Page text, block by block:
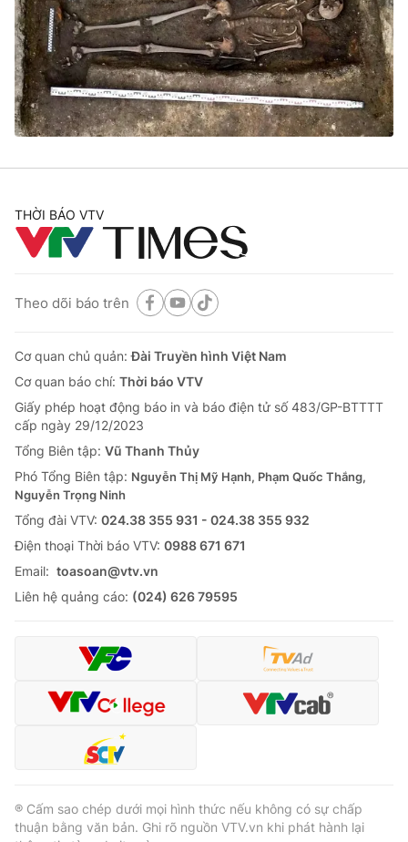
Thế giới
Tin tức
Thế giới đó đây
Câu chuyện quốc tế
Kinh tế
Tài chính
Thị trường
Góc doanh nghiệp
Dữ liệu và đời sống
Truyền hình
Phim VTV
Hậu trường
Giải sao mai
Giải trí
Điện ảnh
Âm nhạc
Du lịch
Làm đẹp
Chất lượng cuộc sống
Tuyển sinh
Học trực tuyến
Công nghệ
Hitech Công nghệ tương lai
Sản phẩm
Thị trường
Tư vấn
Giao lưu trực tuyến
Lịch phát sóng
Chuyên mục khác
Emagazine Podcast
Video Shorts video
VTV Money
VTV Sức khoẻ Bất động sản
THỜI BÁO VTV
Theo dõi báo trên
Cơ quan chủ quản:Đài Truyền hình Việt Nam
Cơ quan báo chí: Thời báo VTV
Giấy phép hoạt động báo in và báo điện tử số 483/GP-BTTTT
cấp ngày 29/12/2023
Tổng Biên tập: Vũ Thanh Thủy
Phó Tổng Biên tập: Nguyễn Thị Mỹ Hạnh, Phạm Quốc Thắng,
Nguyễn Trọng Ninh
Tổng đài VTV: 024.38 355 931 - 024.38 355 932
Ðiện thoại Thời báo VTV: 0988 671 671
Email: toasoan@vtv.vn
Liên hệ quảng cáo: (024) 626 79595
® Cấm sao chép dưới mọi hình thức nếu không có sự chấp
thuận bằng văn bản. Ghi rõ nguồn VTV.vn khi phát hành lại